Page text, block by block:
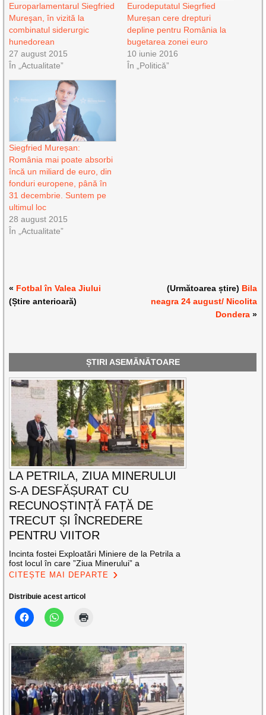
Europarlamentarul Siegfried
Mureşan, în vizită la
combinatul siderurgic
hunedorean
27 august 2015
În „Actualitate”
Eurodeputatul Siegrfied
Mureșan cere drepturi
depline pentru România la
bugetarea zonei euro
10 iunie 2016
În „Politică”
Siegfried Mureșan:
România mai poate absorbi
încă un miliard de euro, din
fonduri europene, până în
31 decembrie. Suntem pe
ultimul loc
28 august 2015
În „Actualitate”
« Fotbal în Valea Jiului
(Știre anterioară)
(Următoarea știre) Bila
neagra 24 august/ Nicolita
Dondera»
ȘTIRI ASEMĂNĂTOARE
LA PETRILA, ZIUA MINERULUI
S-A DESFĂȘURAT CU
RECUNOȘTINȚĂ FAȚĂ DE
TRECUT ȘI ÎNCREDERE
PENTRU VIITOR
Incinta fostei Exploatări Miniere de la Petrila a
fost locul în care ”Ziua Minerului” a
CITEȘTE MAI DEPARTE
Distribuie acest articol